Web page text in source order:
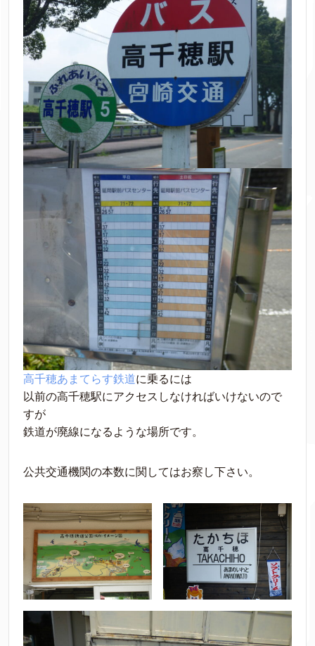
高千穂あまてらす鉄道に乗るには
以前の高千穂駅にアクセスしなければいけないので
すが
鉄道が廃線になるような場所です。
公共交通機関の本数に関してはお察し下さい。